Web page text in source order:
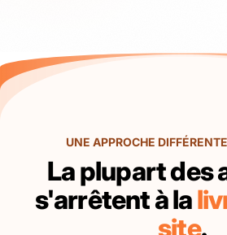
UNE APPROCHE
La plupart des
s'arrêtent à la
site.